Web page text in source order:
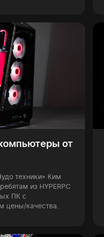
от
техники» Ким
из HYPERPC
ПК с
цены/качества.